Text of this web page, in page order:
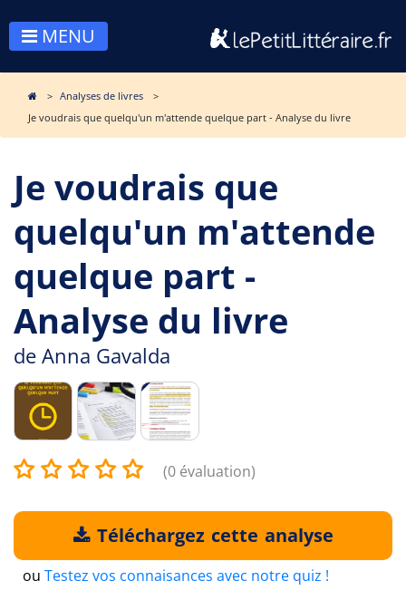
MENU
Analyses de livres
Je voudrais que quelqu'un m'attende quelque part - Analyse du livre
Je voudrais que
quelqu'un m'attende
quelque part -
Analyse du livre
de Anna Gavalda
(0 évaluation)
Téléchargez cette analyse
ou Testez vos connaisances avec notre quiz !